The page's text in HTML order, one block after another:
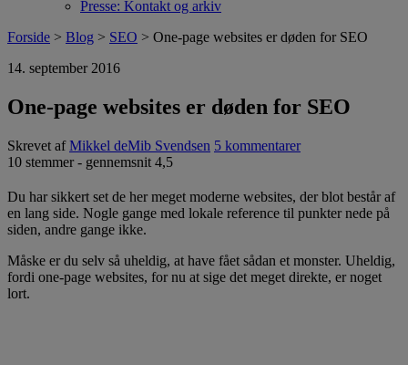
Presse: Kontakt og arkiv
Forside > Blog > SEO > One-page websites er døden for SEO
14. september 2016
One-page websites er døden for SEO
Skrevet afMikkel deMib Svendsen 5 kommentarer
10 stemmer - gennemsnit 4,5
Du har sikkert set de her meget moderne websites, der blot består af
en lang side. Nogle gange med lokale reference til punkter nede på
siden, andre gange ikke.
Måske er du selv så uheldig, at have fået sådan et monster. Uheldig,
fordi one-page websites, for nu at sige det meget direkte, er noget
lort.